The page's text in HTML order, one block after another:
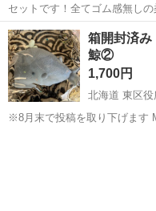
セットです！全てゴム感無し
鹿児島 鹿児島市 薩摩松
箱開封済
鯨②
1,700円
北海道 東区役
※8月末で投稿を取り下げます Momo Skype（TikTok 購入品） Momo